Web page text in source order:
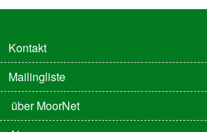
Kontakt
Mailingliste
FUSSZEILE 2
über MoorNet